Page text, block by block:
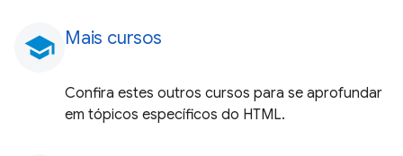
school Mais cursos
Confira estes outros cursos para se aprofundar
em tópicos específicos do HTML.